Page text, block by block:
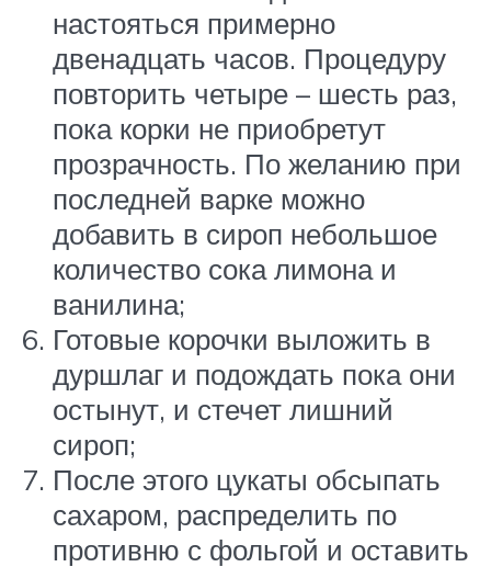
настояться примерно
двенадцать часов. Процедуру
повторить четыре – шесть раз,
пока корки не приобретут
прозрачность. По желанию при
последней варке можно
добавить в сироп небольшое
количество сока лимона и
ванилина;
Готовые корочки выложить в
дуршлаг и подождать пока они
остынут, и стечет лишний
сироп;
После этого цукаты обсыпать
сахаром, распределить по
противню с фольгой и оставить